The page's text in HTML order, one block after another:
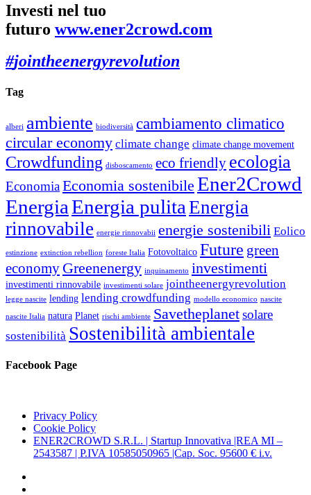
Investi nel tuo
futuro www.ener2crowd.com
#jointheenergyrevolution
Tag
alberi ambiente biodiversità cambiamento climatico
circular economy climate change climate change movement
Crowdfunding disboscamento eco friendly ecologia
EconomiaEconomia sostenibile Ener2Crowd
EnergiaEnergia pulita Energia
rinnovabile energie rinnovabii energie sostenibili Eolico
estinzione extinction rebellion foreste Italia Fotovoltaico Future green
economy Greenenergy inquinamento investimenti
investimenti rinnovabile investimenti solare jointheenergyrevolution
legge nascite lending lending crowdfunding modello economico nascite
nascite Italia natura Planet rischi ambiente Savetheplanetsolare
sostenibilità Sostenibilità ambientale
Facebook Page
Privacy Policy
Cookie Policy
ENER2CROWD S.R.L. | Startup Innovativa |REA MI –
2543587 | P.IVA 10585050965 |Cap. Soc. 95600 € i.v.